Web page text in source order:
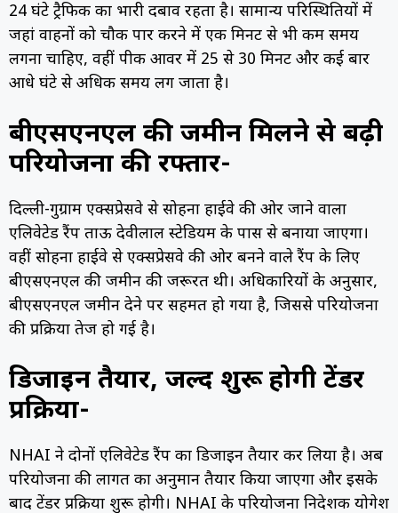
24 घंटे ट्रैफिक का भारी दबाव रहता है। सामान्य परिस्थितियों में
जहां वाहनों को चौक पार करने में एक मिनट से भी कम समय
लगना चाहिए, वहीं पीक आवर में 25 से 30 मिनट और कई बार
आधे घंटे से अधिक समय लग जाता है।
बीएसएनएल की जमीन मिलने से बढ़ी
परियोजना की रफ्तार-
दिल्ली-गुरुग्राम एक्सप्रेसवे से सोहना हाईवे की ओर जाने वाला
एलिवेटेड रैंप ताऊ देवीलाल स्टेडियम के पास से बनाया जाएगा।
वहीं सोहना हाईवे से एक्सप्रेसवे की ओर बनने वाले रैंप के लिए
बीएसएनएल की जमीन की जरूरत थी। अधिकारियों के अनुसार,
बीएसएनएल जमीन देने पर सहमत हो गया है, जिससे परियोजना
की प्रक्रिया तेज हो गई है।
डिजाइन तैयार, जल्द शुरू होगी टेंडर
प्रक्रिया-
NHAI ने दोनों एलिवेटेड रैंप का डिजाइन तैयार कर लिया है। अब
परियोजना की लागत का अनुमान तैयार किया जाएगा और इसके
बाद टेंडर प्रक्रिया शुरू होगी। NHAI के परियोजना निदेशक योगेश